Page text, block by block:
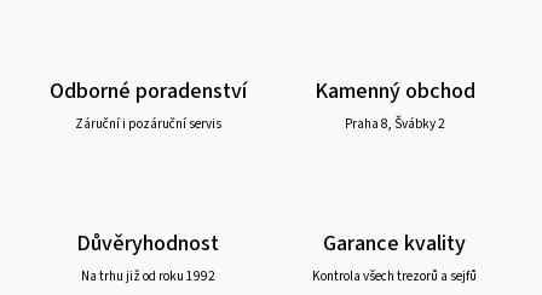
Odborné poradenství
Záruční i pozáruční servis
Kamenný obchod
Praha 8, Švábky 2
Důvěryhodnost
Na trhu již od roku 1992
Garance kvality
Kontrola všech trezorů a sejfů